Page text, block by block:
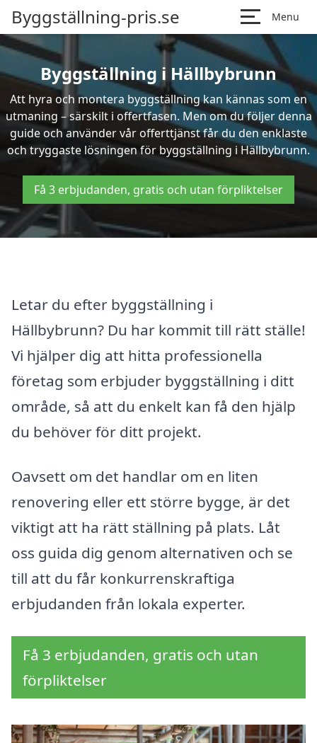
Byggställning-pris.se Menu
Byggställning i Hällbybrunn
Att hyra och montera byggställning kan kännas som en
utmaning – särskilt i offertfasen. Men om du följer denna
guide och använder vår offerttjänst får du den enklaste
och tryggaste lösningen för byggställning i Hällbybrunn.
Få 3 erbjudanden, gratis och utan förpliktelser
Letar du efter byggställning i
Hällbybrunn? Du har kommit till rätt ställe!
Vi hjälper dig att hitta professionella
företag som erbjuder byggställning i ditt
område, så att du enkelt kan få den hjälp
du behöver för ditt projekt.
Oavsett om det handlar om en liten
renovering eller ett större bygge, är det
viktigt att ha rätt ställning på plats. Låt
oss guida dig genom alternativen och se
till att du får konkurrenskraftiga
erbjudanden från lokala experter.
Få 3 erbjudanden, gratis och utan
förpliktelser